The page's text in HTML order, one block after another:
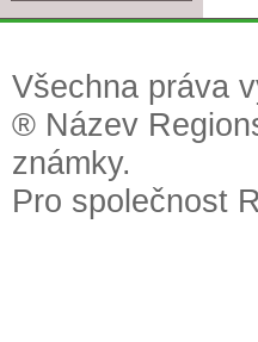
Všechna práva
® Název
známky.
Pro společnost